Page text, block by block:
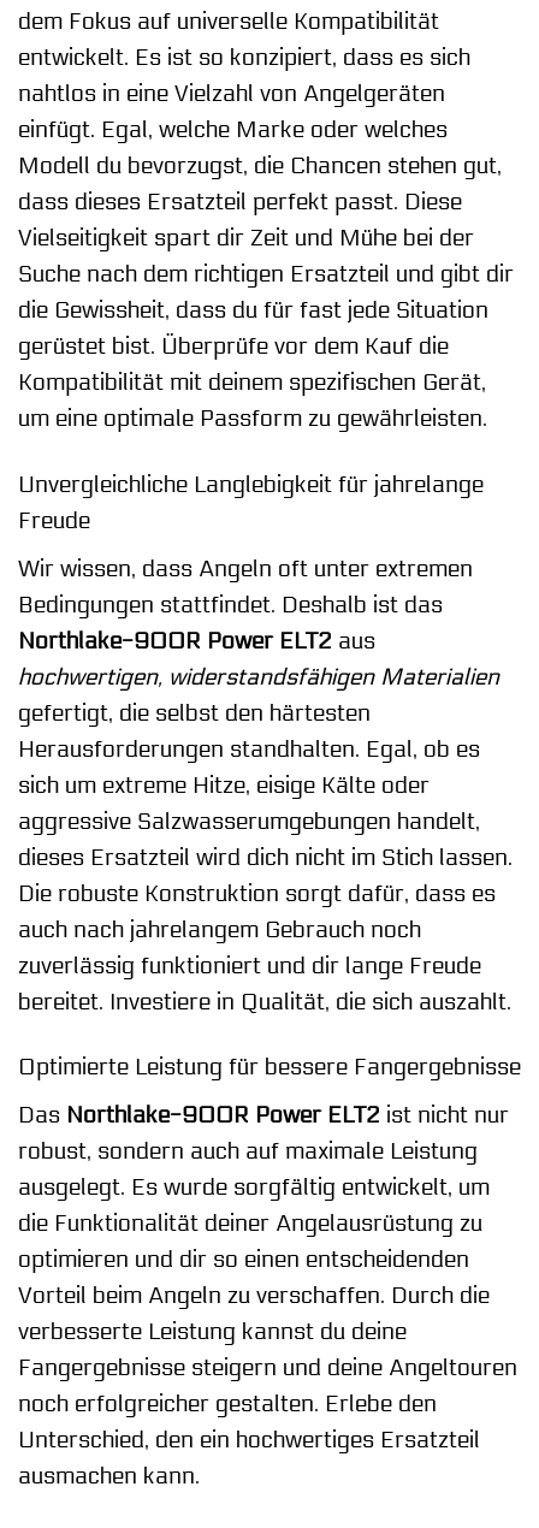
dem Fokus auf universelle Kompatibilität
entwickelt. Es ist so konzipiert, dass es sich
nahtlos in eine Vielzahl von Angelgeräten
einfügt. Egal, welche Marke oder welches
Modell du bevorzugst, die Chancen stehen gut,
dass dieses Ersatzteil perfekt passt. Diese
Vielseitigkeit spart dir Zeit und Mühe bei der
Suche nach dem richtigen Ersatzteil und gibt dir
die Gewissheit, dass du für fast jede Situation
gerüstet bist. Überprüfe vor dem Kauf die
Kompatibilität mit deinem spezifischen Gerät,
um eine optimale Passform zu gewährleisten.
Unvergleichliche Langlebigkeit für jahrelange
Freude
Wir wissen, dass Angeln oft unter extremen
Bedingungen stattfindet. Deshalb ist das
Northlake-900R Power ELT2 aus
hochwertigen, widerstandsfähigen Materialien
gefertigt, die selbst den härtesten
Herausforderungen standhalten. Egal, ob es
sich um extreme Hitze, eisige Kälte oder
aggressive Salzwasserumgebungen handelt,
dieses Ersatzteil wird dich nicht im Stich lassen.
Die robuste Konstruktion sorgt dafür, dass es
auch nach jahrelangem Gebrauch noch
zuverlässig funktioniert und dir lange Freude
bereitet. Investiere in Qualität, die sich auszahlt.
Optimierte Leistung für bessere Fangergebnisse
Das Northlake-900R Power ELT2 ist nicht nur
robust, sondern auch auf maximale Leistung
ausgelegt. Es wurde sorgfältig entwickelt, um
die Funktionalität deiner Angelausrüstung zu
optimieren und dir so einen entscheidenden
Vorteil beim Angeln zu verschaffen. Durch die
verbesserte Leistung kannst du deine
Fangergebnisse steigern und deine Angeltouren
noch erfolgreicher gestalten. Erlebe den
Unterschied, den ein hochwertiges Ersatzteil
ausmachen kann.